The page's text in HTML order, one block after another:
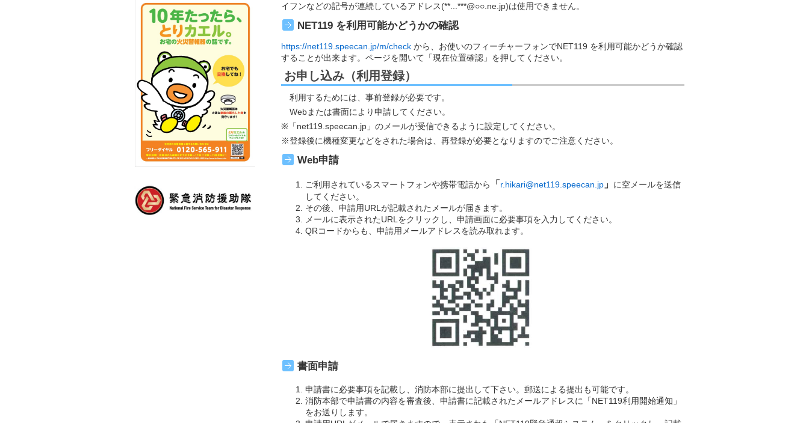
イフンなどの記号が連続しているアドレス(**...***@○○.ne.jp)は使用できません。
NET119 を利用可能かどうかの確認
https://net119.speecan.jp/m/check から、お使いのフィーチャーフォンでNET119 を利用可能かどうか確認
することが出来ます。ページを開いて「現在位置確認」を押してください。
お申し込み（利用登録）
利用するためには、事前登録が必要です。
Webまたは書面により申請してください。
※「net119.speecan.jp」のメールが受信できるように設定してください。
※登録後に機種変更などをされた場合は、再登録が必要となりますのでご注意ください。
Web申請
ご利用されているスマートフォンや携帯電話から 「 r.hikari@net119.speecan.jp 」 に空メールを送信
してください。
その後、申請用URLが記載されたメールが届きます。
メールに表示されたURLをクリックし、申請画面に必要事項を入力してください。
QRコードからも、申請用メールアドレスを読み取れます。
書面申請
申請書に必要事項を記載し、消防本部に提出して下さい。郵送による提出も可能です。
消防本部で申請書の内容を審査後、申請書に記載されたメールアドレスに「NET119利用開始通知」
をお送りします。